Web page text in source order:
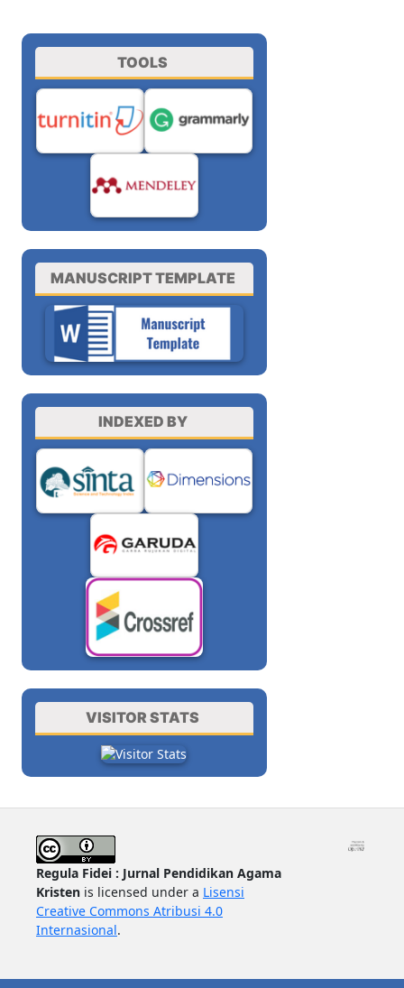
TOOLS
MANUSCRIPT TEMPLATE
INDEXED BY
VISITOR STATS
Regula Fidei : Jurnal Pendidikan Agama
Kristen is licensed under a Lisensi
Creative Commons Atribusi 4.0
Internasional.